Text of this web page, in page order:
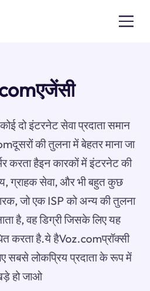
दो इंटरनेट सेवा प्रदाता समान
की तुलना में बेहतर माना जा
करता हैइन कारकों में इंटरनेट की
ग्राहक सेवा, और भी बहुत कुछ
जो एक ISP को अन्य की तुलना
है, वह डिग्री जिसके लिए यह
करता है.ये हैVoz.comप्रॉक्सी
सबसे लोकप्रिय प्रदाता के रूप में
हो जाओ